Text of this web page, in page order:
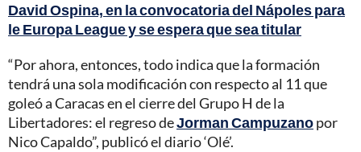
David Ospina, en la convocatoria del Nápoles para
le Europa League y se espera que sea titular
“Por ahora, entonces, todo indica que la formación
tendrá una sola modificación con respecto al 11 que
goleó a Caracas en el cierre del Grupo H de la
Libertadores: el regreso deJorman Campuzanopor
Nico Capaldo”, publicó el diario ‘Olé’.